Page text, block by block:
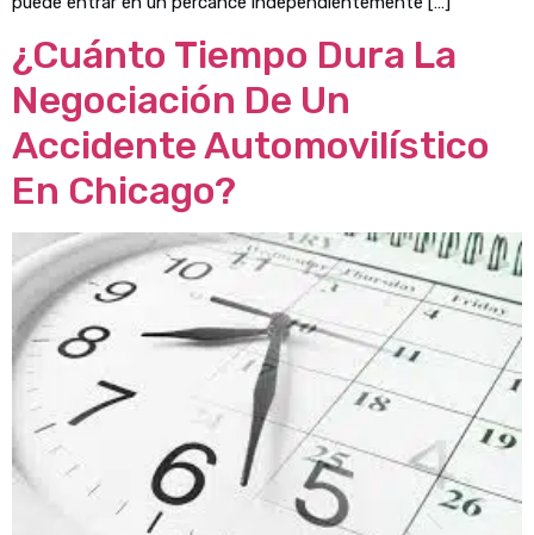
¿Cuánto Tiempo Dura La
Negociación De Un
Accidente Automovilístico
En Chicago?